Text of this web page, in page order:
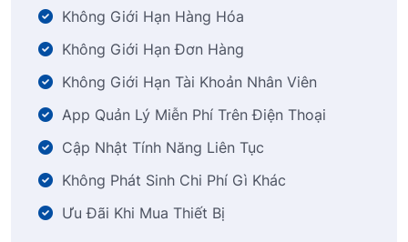
Không Giới Hạn Hàng Hóa
Không Giới Hạn Đơn Hàng
Không Giới Hạn Tài Khoản Nhân Viên
App Quản Lý Miễn Phí Trên Điện Thoại
Cập Nhật Tính Năng Liên Tục
Không Phát Sinh Chi Phí Gì Khác
Ưu Đãi Khi Mua Thiết Bị